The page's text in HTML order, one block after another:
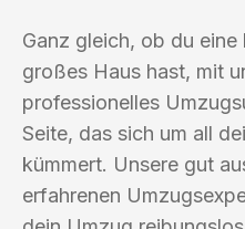
Ganz gleich, ob du
großes Haus hast, mit
professionelles
Seite, das sich um all
kümmert. Unsere gut
erfahrenen